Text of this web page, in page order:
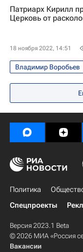
Тихоокеанский
Виктор Лиина
Патриарх Кирилл
Церковь от
18 ноября 2022, 14:51
Владимир Воробьев
Патриарх Кирилл
Русская
Религия
Религия
Политика
Спецпроекты
Версия 2023.1 Beta
© 2026 МИА «Россия
Вакансии